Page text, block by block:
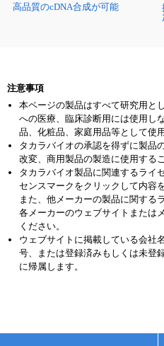
高品質のcDNA合成が可能
注意事項
本ページの製品はすべて研究用と
への医療、臨床診断用には使用し
品、化粧品、家庭用品等として使
タカラバイオの承認を得ずに製品
改変、商用製品の製造に使用する
タカラバイオ製品に関連するライ
センスマークをクリックして内容
また、他メーカーの製品に関する
各メーカーのウェブサイトまたは
ください。
ウェブサイトに掲載している会社
号、または登録済みもしくは未登
に帰属します。